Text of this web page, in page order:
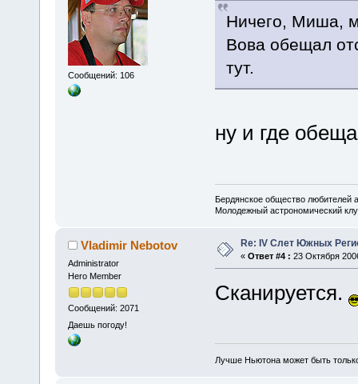
Сообщений: 106
Ничего, Миша,
Вова обещал
тут.
ну и где
Бердянское общество любителей
Молодежный астрономический
Vladimir Nebotov
Administrator
Hero Member
Сообщений: 2071
Даешь погоду!
Re: IV Слет Южных
« Ответ #4 : 23 Октября
Сканируется.
Лучше Ньютона может быть